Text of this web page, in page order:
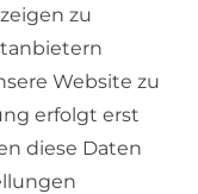
zu
Website zu
erfolgt erst
diese Daten